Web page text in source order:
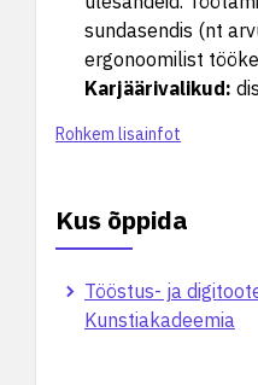
sundasendis (nt
ergonoomilist
Karjäärivalikud:
Rohkem lisainfot
Kus õppida
Tööstus- ja
Kunstiakadeemia